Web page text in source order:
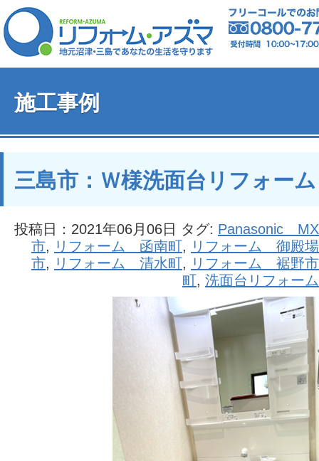
施工事例
三島市：Ｗ様洗面台リフォーム
投稿日：2021年06月06日 タグ: Panasonic MX
市, リフォーム 函南町, リフォーム 御殿場
市, リフォーム 清水町, リフォーム 裾野市
町, 洗面台リフォーム